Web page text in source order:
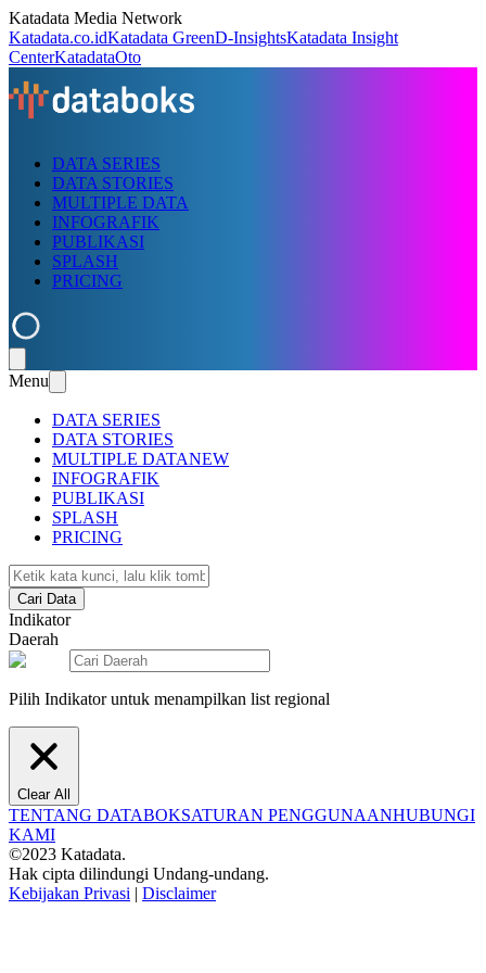
Katadata Media Network
Katadata.co.idKatadata GreenD-InsightsKatadata Insight
CenterKatadataOto
DATA SERIES
DATA STORIES
MULTIPLE DATA
INFOGRAFIK
PUBLIKASI
SPLASH
PRICING
Menu
DATA SERIES
DATA STORIES
MULTIPLE DATANEW
INFOGRAFIK
PUBLIKASI
SPLASH
PRICING
Cari Data
Indikator
Daerah
Pilih Indikator untuk menampilkan list regional
Clear All
TENTANG DATABOKSATURAN PENGGUNAANHUBUNGI
KAMI
©2023 Katadata.
Hak cipta dilindungi Undang-undang.
Kebijakan Privasi | Disclaimer